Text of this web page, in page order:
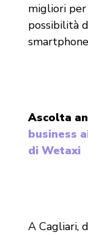
migliori
possibilità
Ascolta
business
di Wetaxi
A Cagliari,